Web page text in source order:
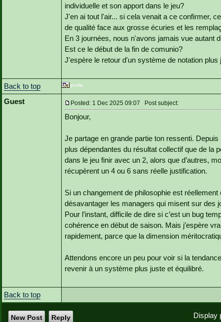
individuelle et son apport dans le jeu?
J'en ai tout l'air... si cela venait a ce confirmer,
de qualité face aux grosse écuries et les
En 3 journées, nous n'avons jamais vue autant
Est ce le début de la fin de comunio?
J'espère le retour d'un système de notation
Back to top
Guest
Posted: 1 Dec 2025 09:07 Post subject:
Bonjour,
Je partage en grande partie ton ressenti.
plus dépendantes du résultat collectif que de la
dans le jeu finir avec un 2, alors que d’autres,
récupèrent un 4 ou 6 sans réelle justification.
Si un changement de philosophie est
désavantager les managers qui misent sur des
Pour l’instant, difficile de dire si c’est un bug
cohérence en début de saison. Mais j’espère
rapidement, parce que la dimension
Attendons encore un peu pour voir si la
revenir à un système plus juste et équilibré.
Back to top
Display
New Post Reply